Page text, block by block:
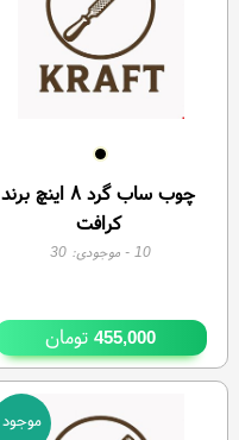
چوب ساب گرد ۸ اینچ برند
کرافت
10- موجودی: 30
455,000تومان
موجود